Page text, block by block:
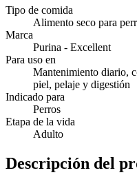
Tipo de comida
Alimento seco para
Marca
Purina - Excellent
Para uso en
Mantenimiento diario,
piel, pelaje y digestión
Indicado para
Perros
Etapa de la vida
Adulto
Descripción del